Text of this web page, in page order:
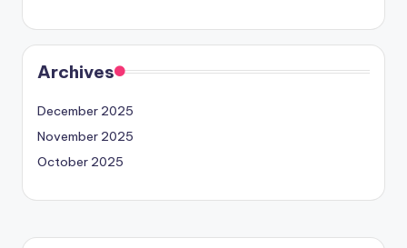
Archives
December 2025
November 2025
October 2025